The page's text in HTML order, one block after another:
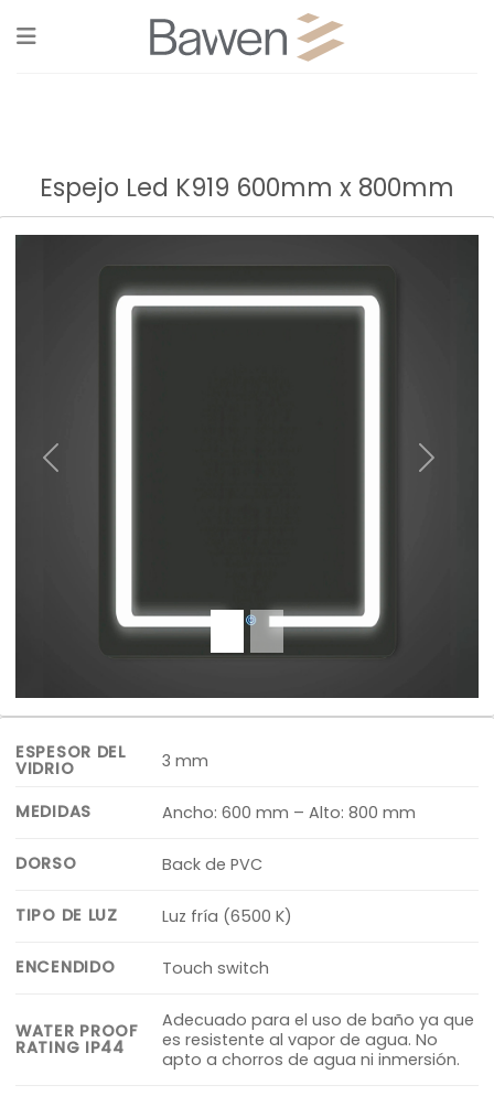
to
Espejo Led K919 600mm x 800mm
Previous
ESPESOR DEL
VIDRIO 3 mm
MEDIDAS Ancho: 600 mm – Alto: 800 mm
DORSO Back de PVC
TIPO DE LUZ Luz fría (6500 K)
ENCENDIDO Touch switch
WATER PROOF
RATING IP44
Adecuado para el uso de baño ya que
es resistente al vapor de agua. No
apto a chorros de agua ni inmersión.